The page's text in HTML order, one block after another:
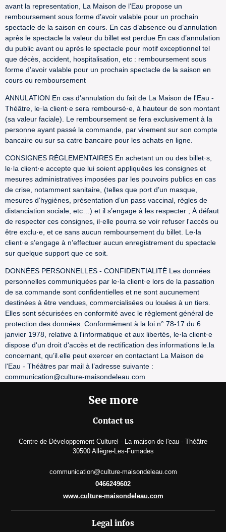
avant la representation, La Maison de l'Eau propose un
remboursement sous forme d’avoir valable pour un prochain
spectacle de la saison en cours. En cas d’absence ou d’annulation
après le spectacle la valeur du billet est perdue En cas d’annulation
du public avant ou après le spectacle pour motif exceptionnel tel
que décès, accident, hospitalisation, etc : remboursement sous
forme d’avoir valable pour un prochain spectacle de la saison en
cours ou remboursement
ANNULATION En cas d'annulation du fait de La Maison de l'Eau -
Théâtre, le·la client·e sera remboursé·e, à hauteur de son montant
(sa valeur faciale). Le remboursement se fera exclusivement à la
personne ayant passé la commande, par virement sur son compte
bancaire ou sur sa catre bancaire pour les achats en ligne.
CONSIGNES RÈGLEMENTAIRES En achetant un ou des billet·s,
le·la client·e accepte que lui soient appliquées les consignes et
mesures administratives imposées par les pouvoirs publics en cas
de crise, notamment sanitaire, (telles que port d’un masque,
mesures d'hygiènes, présentation d’un pass vaccinal, règles de
distanciation sociale, etc…) et il s’engage à les respecter ; À défaut
de respecter ces consignes, il·elle pourra se voir refuser l'accès ou
être exclu·e, et ce sans aucun remboursement du billet. Le·la
client·e s’engage à n’effectuer aucun enregistrement du spectacle
sur quelque support que ce soit.
DONNÉES PERSONNELLES - CONFIDENTIALITÉ Les données
personnelles communiquées par le·la client·e lors de la passation
de sa commande sont confidentielles et ne sont aucunement
destinées à être vendues, commercialisées ou louées à un tiers.
Elles sont sécurisées en conformité avec le règlement général de
protection des données. Conformément à la loi n° 78-17 du 6
janvier 1978, relative à l'informatique et aux libertés, le·la client·e
dispose d'un droit d'accès et de rectification des informations le.la
concernant, qu’il.elle peut exercer en contactant La Maison de
l'Eau - Théâtres par mail à l’adresse suivante :
communication@culture-maisondeleau.com
See more
Contact us
Centre de Développement Culturel - La maison de l'eau - Théâtre
30500 Allègre-Les-Fumades
communication@culture-maisondeleau.com
0466249602
www.culture-maisondeleau.com
Legal infos